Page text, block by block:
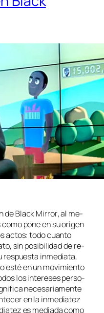
deBlack Mirror, al me­
po­ne en su ori­gen
ac­tos: to­do cuan­to
sin po­si­bi­li­dad de re­
res­pues­ta in­me­dia­ta,
es­té en un mo­vi­mien­to
los in­tere­ses per­so­
ne­ce­sa­ria­men­te
en la in­me­dia­tez
es me­dia­da co­mo